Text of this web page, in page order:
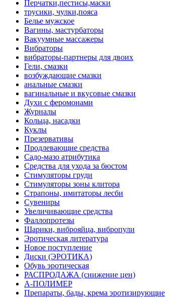
Перчатки,пестисы,маски
трусики, чулки,пояса
Белье мужское
Вагины, мастурбаторы
Вакуумные массажеры
Вибраторы
вибраторы-партнеры для двоих
Гели, смазки
возбуждающие смазки
анальные смазки
вагинальные и вкусовые смазки
Духи с феромонами
Журналы
Кольца, насадки
Куклы
Презервативы
Продлевающие средства
Садо-мазо атрибутика
Средства для ухода за бюстом
Стимуляторы груди
Стимуляторы зоны клитора
Страпоны, имитаторы лесби
Сувениры
Увеличивающие средства
Фаллопротезы
Шарики, виброяйца, вибропули
Эротическая литература
Новое поступление
Диски (ЭРОТИКА)
Обувь эротическая
РАСПРОДАЖА (снижение цен)
А-ПОЛИМЕР
Препараты, бады, крема эротизирующие